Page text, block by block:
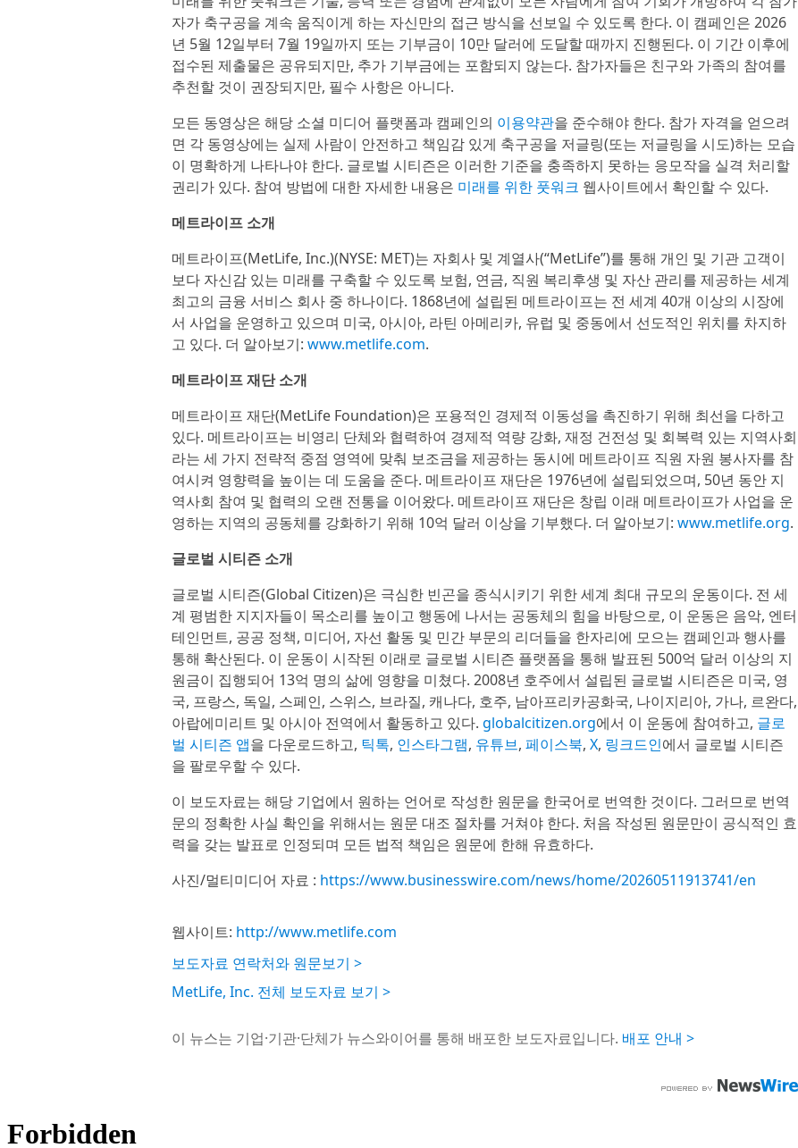
자가 축구공을 계속 움직이게 하는 자신만의 접근 방식을 선보일 수 있도록 한다. 이 캠페인은 2026
년 5월 12일부터 7월 19일까지 또는 기부금이 10만 달러에 도달할 때까지 진행된다. 이 기간 이후에
접수된 제출물은 공유되지만, 추가 기부금에는 포함되지 않는다. 참가자들은 친구와 가족의 참여를
추천할 것이 권장되지만, 필수 사항은 아니다.
모든 동영상은 해당 소셜 미디어 플랫폼과 캠페인의 이용약관을 준수해야 한다. 참가 자격을 얻으려
면 각 동영상에는 실제 사람이 안전하고 책임감 있게 축구공을 저글링(또는 저글링을 시도)하는 모습
이 명확하게 나타나야 한다. 글로벌 시티즌은 이러한 기준을 충족하지 못하는 응모작을 실격 처리할
권리가 있다. 참여 방법에 대한 자세한 내용은 미래를 위한 풋워크 웹사이트에서 확인할 수 있다.
메트라이프 소개
메트라이프(MetLife, Inc.)(NYSE: MET)는 자회사 및 계열사(“MetLife”)를 통해 개인 및 기관 고객이
보다 자신감 있는 미래를 구축할 수 있도록 보험, 연금, 직원 복리후생 및 자산 관리를 제공하는 세계
최고의 금융 서비스 회사 중 하나이다. 1868년에 설립된 메트라이프는 전 세계 40개 이상의 시장에
서 사업을 운영하고 있으며 미국, 아시아, 라틴 아메리카, 유럽 및 중동에서 선도적인 위치를 차지하
고 있다. 더 알아보기: www.metlife.com.
메트라이프 재단 소개
메트라이프 재단(MetLife Foundation)은 포용적인 경제적 이동성을 촉진하기 위해 최선을 다하고
있다. 메트라이프는 비영리 단체와 협력하여 경제적 역량 강화, 재정 건전성 및 회복력 있는 지역사회
라는 세 가지 전략적 중점 영역에 맞춰 보조금을 제공하는 동시에 메트라이프 직원 자원 봉사자를 참
여시켜 영향력을 높이는 데 도움을 준다. 메트라이프 재단은 1976년에 설립되었으며, 50년 동안 지
역사회 참여 및 협력의 오랜 전통을 이어왔다. 메트라이프 재단은 창립 이래 메트라이프가 사업을 운
영하는 지역의 공동체를 강화하기 위해 10억 달러 이상을 기부했다. 더 알아보기: www.metlife.org.
글로벌 시티즌 소개
글로벌 시티즌(Global Citizen)은 극심한 빈곤을 종식시키기 위한 세계 최대 규모의 운동이다. 전 세
계 평범한 지지자들이 목소리를 높이고 행동에 나서는 공동체의 힘을 바탕으로, 이 운동은 음악, 엔터
테인먼트, 공공 정책, 미디어, 자선 활동 및 민간 부문의 리더들을 한자리에 모으는 캠페인과 행사를
통해 확산된다. 이 운동이 시작된 이래로 글로벌 시티즌 플랫폼을 통해 발표된 500억 달러 이상의 지
원금이 집행되어 13억 명의 삶에 영향을 미쳤다. 2008년 호주에서 설립된 글로벌 시티즌은 미국, 영
국, 프랑스, 독일, 스페인, 스위스, 브라질, 캐나다, 호주, 남아프리카공화국, 나이지리아, 가나, 르완다,
아랍에미리트 및 아시아 전역에서 활동하고 있다. globalcitizen.org에서 이 운동에 참여하고, 글로
벌 시티즌 앱을 다운로드하고, 틱톡, 인스타그램, 유튜브, 페이스북, X, 링크드인에서 글로벌 시티즌
을 팔로우할 수 있다.
이 보도자료는 해당 기업에서 원하는 언어로 작성한 원문을 한국어로 번역한 것이다. 그러므로 번역
문의 정확한 사실 확인을 위해서는 원문 대조 절차를 거쳐야 한다. 처음 작성된 원문만이 공식적인 효
력을 갖는 발표로 인정되며 모든 법적 책임은 원문에 한해 유효하다.
사진/멀티미디어 자료 : https://www.businesswire.com/news/home/20260511913741/en
웹사이트: http://www.metlife.com
보도자료 연락처와 원문보기 >
MetLife, Inc. 전체 보도자료 보기 >
이 뉴스는 기업·기관·단체가 뉴스와이어를 통해 배포한 보도자료입니다. 배포 안내 >